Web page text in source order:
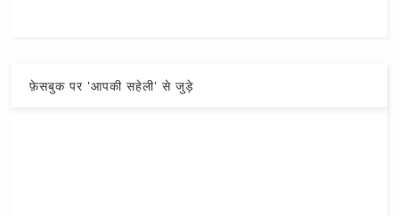
फ़ेसबुक पर 'आपकी सहेली' से जुड़े